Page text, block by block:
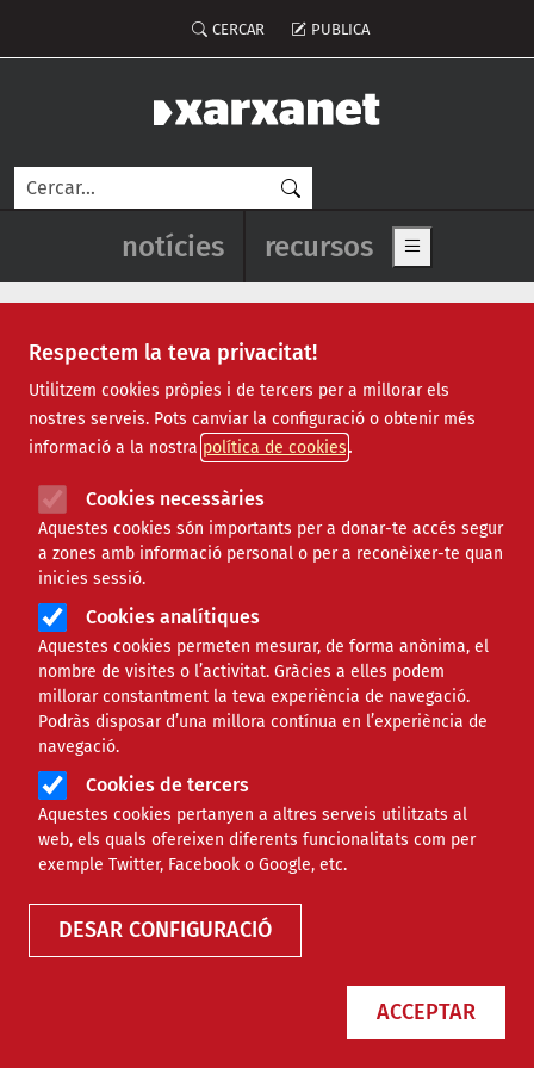
Respectem la teva privacitat!
Utilitzem cookies pròpies i de tercers per a millorar els
nostres serveis. Pots canviar la configuració o obtenir més
informació a la nostra política de cookies
Cookies necessàries
Aquestes cookies són importants per a donar-te accés segur
a zones amb informació personal o per a reconèixer-te quan
inicies sessió.
Cookies analítiques
Aquestes cookies permeten mesurar, de forma anònima, el
nombre de visites o l’activitat. Gràcies a elles podem
millorar constantment la teva experiència de navegació.
Podràs disposar d’una millora contínua en l’experiència de
navegació.
Cookies de tercers
Aquestes cookies pertanyen a altres serveis utilitzats al
web, els quals ofereixen diferents funcionalitats com per
exemple Twitter, Facebook o Google, etc.
DESAR CONFIGURACIÓ
ACCEPTAR
Menú del compte d'usuari
CERCAR PUBLICA
Cerca
Navegació principal de
notícies recursos Show main
Notícies
Totes | Ambiental | Comunitari | Cultural | Social
|
Internacional | Projectes | Jurídic | Tecnològic
Formació
Àmbit de la notícia
COMUNITARI
La PAH avisa que nou mil
famílies s’exposen a ser
desnonades a partir del
gener a Catalunya
Comparteix
X Compartir en altres xarxes socials